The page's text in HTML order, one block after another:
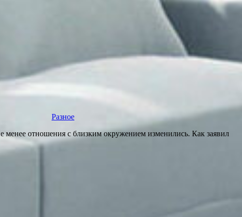
Разное
менее отношения с близким окружением изменились. Как заявил